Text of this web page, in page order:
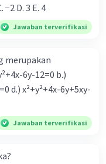
−2 D. 3 E. 4
Jawaban terverifikasi
merupakan
d.) x²+y²+4x-6y+5xy-
Jawaban terverifikasi